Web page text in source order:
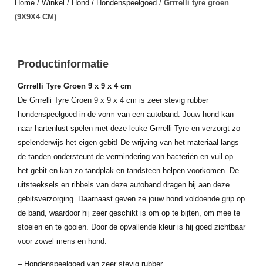
Home / Winkel / Hond / Hondenspeelgoed / Grrrelli tyre groen
(9X9X4 CM)
Productinformatie
Grrrelli Tyre Groen 9 x 9 x 4 cm
De Grrrelli Tyre Groen 9 x 9 x 4 cm is zeer stevig rubber
hondenspeelgoed in de vorm van een autoband. Jouw hond kan
naar hartenlust spelen met deze leuke Grrrelli Tyre en verzorgt zo
spelenderwijs het eigen gebit! De wrijving van het materiaal langs
de tanden ondersteunt de vermindering van bacteriën en vuil op
het gebit en kan zo tandplak en tandsteen helpen voorkomen. De
uitsteeksels en ribbels van deze autoband dragen bij aan deze
gebitsverzorging. Daarnaast geven ze jouw hond voldoende grip op
de band, waardoor hij zeer geschikt is om op te bijten, om mee te
stoeien en te gooien. Door de opvallende kleur is hij goed zichtbaar
voor zowel mens en hond.
– Hondenspeelgoed van zeer stevig rubber